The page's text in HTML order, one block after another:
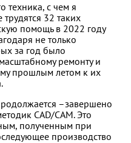
техника, с чем я
32 таких
помощь в 2022 году
не только
за год было
ремонту и
прошлым летом к их
–завершено
CAD/CAM. Это
полученным при
производство